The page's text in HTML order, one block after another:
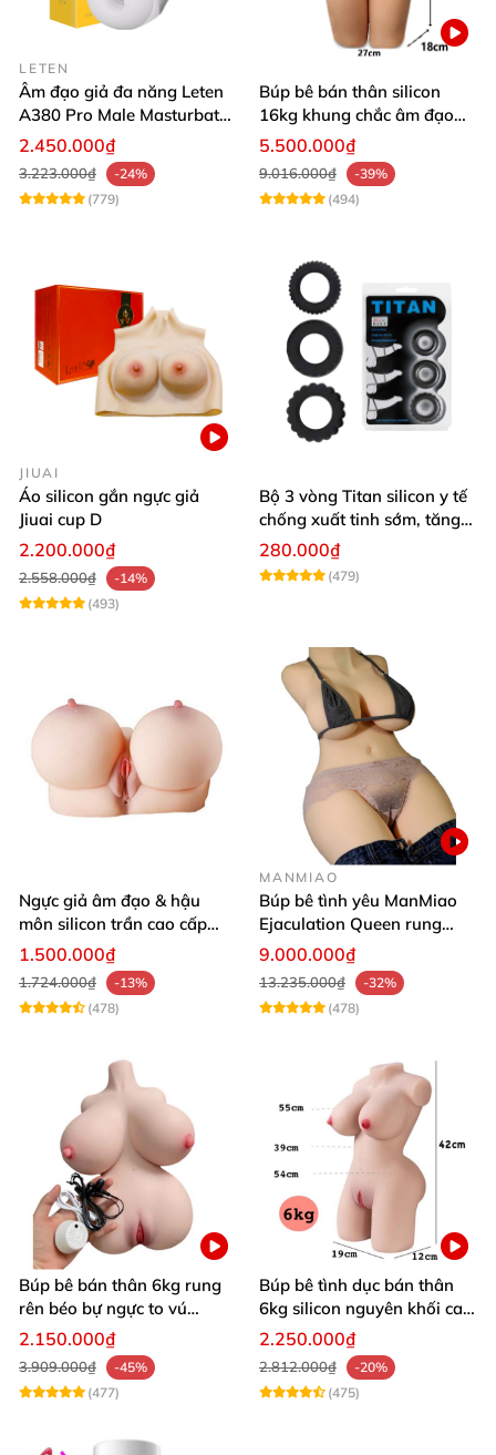
LETEN
Âm đạo giả đa năng Leten
A380 Pro Male Masturbator
Version 3
2.450.000₫
3.223.000₫
-24%
(779)
Búp bê bán thân silicon
16kg khung chắc âm đạo
khít hồng
5.500.000₫
9.016.000₫
-39%
(494)
JIUAI
Áo silicon gắn ngực giả
Jiuai cup D
2.200.000₫
2.558.000₫
-14%
(493)
Bộ 3 vòng Titan silicon y tế
chống xuất tinh sớm, tăng
khoái cảm
280.000₫
(479)
Ngực giả âm đạo & hậu
môn silicon trần cao cấp
mềm mịn - Man
Mastuebator 3kg
1.500.000₫
1.724.000₫
-13%
(478)
MANMIAO
Búp bê tình yêu ManMiao
Ejaculation Queen rung
cảm biến sưởi ấm phun
nước thông minh
9.000.000₫
13.235.000₫
-32%
(478)
Búp bê bán thân 6kg rung
rên béo bự ngực to vú
khủng siêu múp
2.150.000₫
3.909.000₫
-45%
(477)
Búp bê tình dục bán thân
6kg silicon nguyên khối cao
cấp giá rẻ
2.250.000₫
2.812.000₫
-20%
(475)